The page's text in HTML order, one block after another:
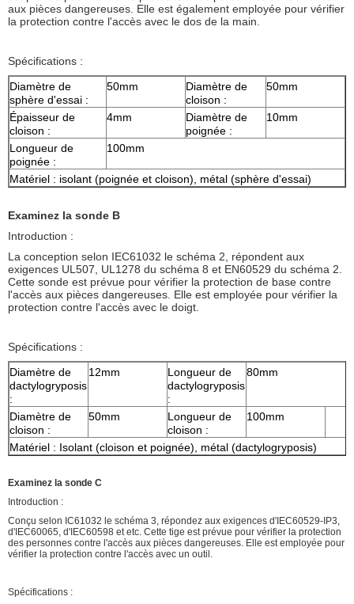
aux pièces dangereuses. Elle est également employée pour vérifier
la protection contre l'accès avec le dos de la main.
Spécifications :
Diamètre de
sphère d'essai :
50mm
Diamètre de
cloison :
50mm
Épaisseur de
cloison :
4mm
Diamètre de
poignée :
10mm
Longueur de
poignée :
100mm
Matériel : isolant (poignée et cloison), métal (sphère d'essai)
Examinez la sonde B
Introduction :
La conception selon IEC61032 le schéma 2, répondent aux
exigences UL507, UL1278 du schéma 8 et EN60529 du schéma 2.
Cette sonde est prévue pour vérifier la protection de base contre
l'accès aux pièces dangereuses. Elle est employée pour vérifier la
protection contre l'accès avec le doigt.
Spécifications :
Diamètre de
dactylogryposis
:
12mm
Longueur de
dactylogryposis
:
80mm
Diamètre de
cloison :
50mm
Longueur de
cloison :
100mm
Matériel : Isolant (cloison et poignée), métal (dactylogryposis)
Examinez la sonde C
Introduction :
Conçu selon IC61032 le schéma 3, répondez aux exigences d'IEC60529-IP3,
d'IEC60065, d'IEC60598 et etc. Cette tige est prévue pour vérifier la protection
des personnes contre l'accès aux pièces dangereuses. Elle est employée pour
vérifier la protection contre l'accès avec un outil.
Spécifications :